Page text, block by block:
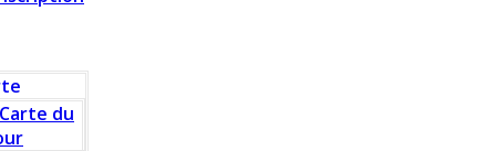
Carte du